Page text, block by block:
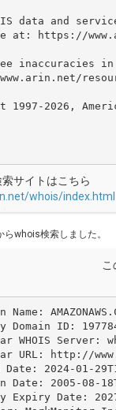
data and
at: https://
inaccuracies
1997-2026,
サイトはこちら
whois/index.html
らwhois検索しました。